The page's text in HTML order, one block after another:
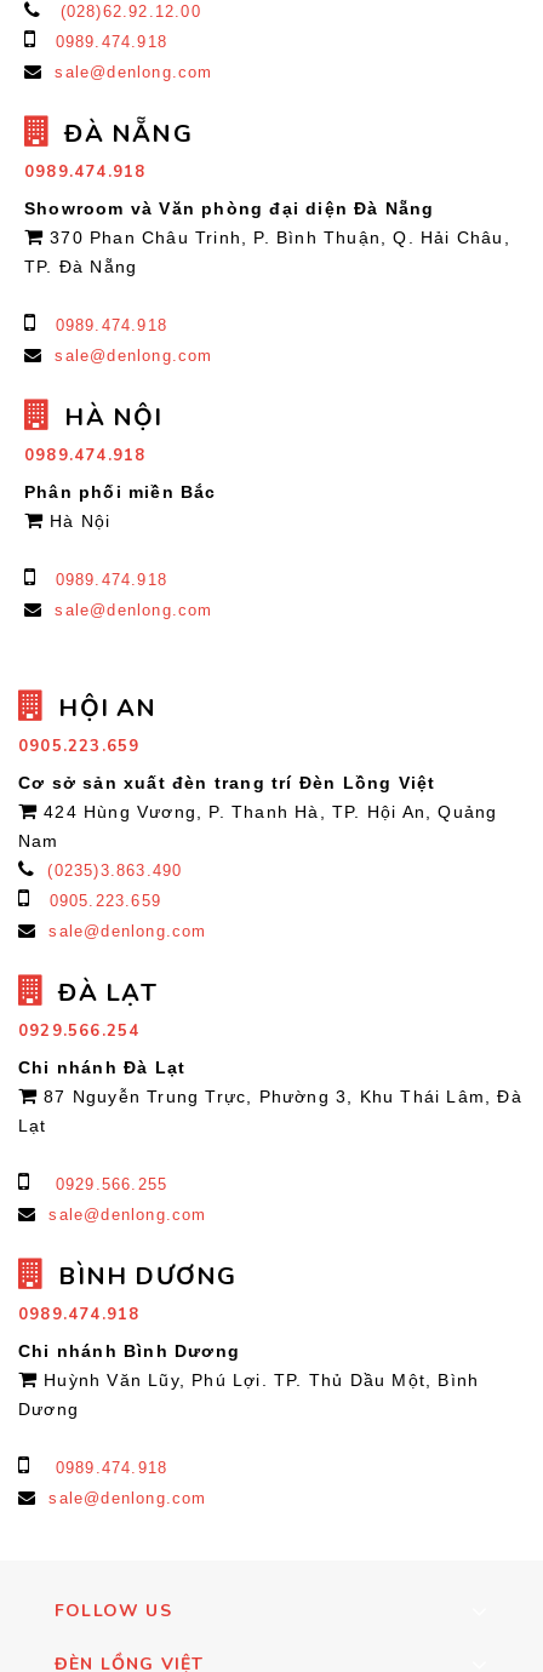
(028)62.92.12.00
0989.474.918
sale@denlong.com
ĐÀ NẴNG
0989.474.918
Showroom và Văn phòng đại diện Đà Nẵng
370 Phan Châu Trinh, P. Bình Thuận, Q. Hải Châu,
TP. Đà Nẵng
0989.474.918
sale@denlong.com
HÀ NỘI
0989.474.918
Phân phối miền Bắc
Hà Nội
0989.474.918
sale@denlong.com
HỘI AN
0905.223.659
Cơ sở sản xuất đèn trang trí Đèn Lồng Việt
424 Hùng Vương, P. Thanh Hà, TP. Hội An, Quảng
Nam
(0235)3.863.490
0905.223.659
sale@denlong.com
ĐÀ LẠT
0929.566.254
Chi nhánh Đà Lạt
87 Nguyễn Trung Trực, Phường 3, Khu Thái Lâm, Đà
Lạt
0929.566.255
sale@denlong.com
BÌNH DƯƠNG
0989.474.918
Chi nhánh Bình Dương
Huỳnh Văn Lũy, Phú Lợi. TP. Thủ Dầu Một, Bình
Dương
0989.474.918
sale@denlong.com
FOLLOW US
ĐÈN LỒNG VIỆT